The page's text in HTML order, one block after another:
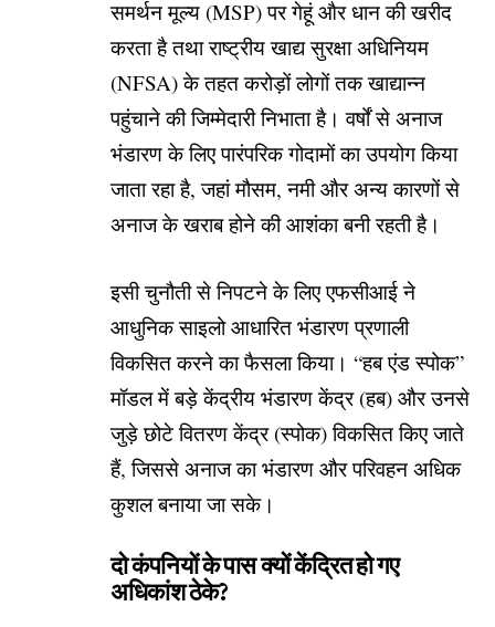
समर्थन मूल्य (MSP) पर गेहूं और धान की खरीद
करता है तथा राष्ट्रीय खाद्य सुरक्षा अधिनियम
(NFSA) के तहत करोड़ों लोगों तक खाद्यान्न
पहुंचाने की जिम्मेदारी निभाता है। वर्षों से अनाज
भंडारण के लिए पारंपरिक गोदामों का उपयोग किया
जाता रहा है, जहां मौसम, नमी और अन्य कारणों से
अनाज के खराब होने की आशंका बनी रहती है।
इसी चुनौती से निपटने के लिए एफसीआई ने
आधुनिक साइलो आधारित भंडारण प्रणाली
विकसित करने का फैसला किया। “हब एंड स्पोक”
मॉडल में बड़े केंद्रीय भंडारण केंद्र (हब) और उनसे
जुड़े छोटे वितरण केंद्र (स्पोक) विकसित किए जाते
हैं, जिससे अनाज का भंडारण और परिवहन अधिक
कुशल बनाया जा सके।
दो कंपनियों के पास क्यों केंद्रित हो गए
अधिकांश ठेके?